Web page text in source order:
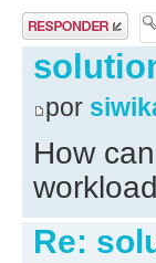
Publicar una
respuesta
por
How
Re: